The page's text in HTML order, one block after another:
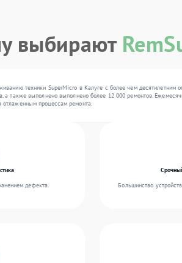
выбирают
техники SuperMicro в Калуге с более чем десятилетним
также выполнено выполнено более 12 000 ремонтов.
отлаженным процессам ремонта.
дефекта.
Большинство